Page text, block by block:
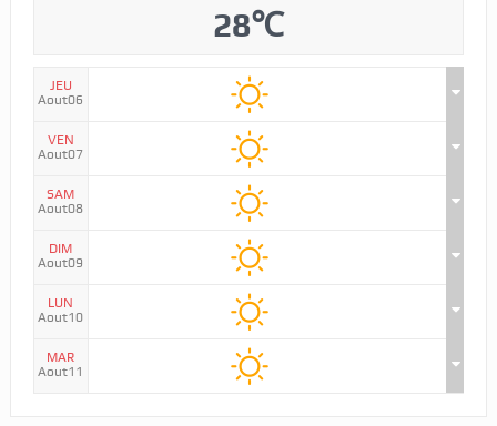
28℃
JEU
Aout06
VEN
Aout07
SAM
Aout08
DIM
Aout09
LUN
Aout10
MAR
Aout11